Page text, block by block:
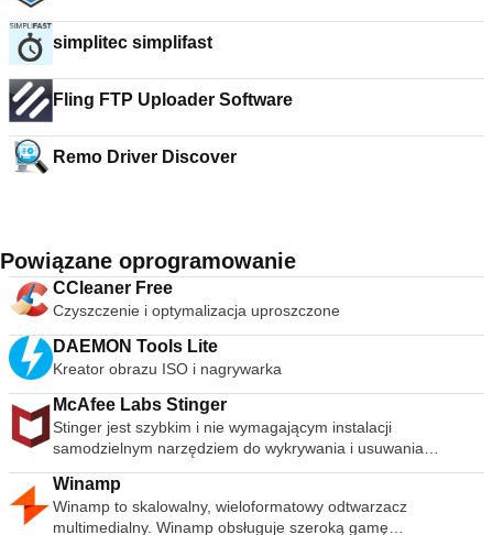
simplitec simplifast
Fling FTP Uploader Software
Remo Driver Discover
Powiązane oprogramowanie
CCleaner Free
Czyszczenie i optymalizacja uproszczone
DAEMON Tools Lite
Kreator obrazu ISO i nagrywarka
McAfee Labs Stinger
Stinger jest szybkim i nie wymagającym instalacji
samodzielnym narzędziem do wykrywania i usuwania
powszechnego złośliwego oprogramowania i zagrożeń,
idealne, jeśli komputer jest już zainfekowany. Chociaż Stinger
nie zastępuje pełnowartościowego oprogramowania
Winamp
Winamp to skalowalny, wieloformatowy odtwarzacz
multimedialny. Winamp obsługuje szeroką gamę